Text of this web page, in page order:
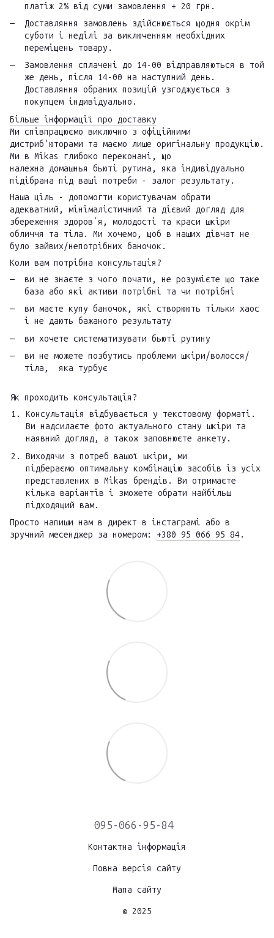
платіж 2% від суми замовлення + 20 грн.
Доставляння замовлень здійснюється щодня окрім
суботи і неділі за виключенням необхідних
переміщень товару.
Замовлення сплачені до 14-00 відправляються в той
же день, після 14-00 на наступний день.
Доставляння обраних позицій узгоджується з
покупцем індивідуально.
Більше інформації про доставку
Ми співпрацюємо виключно з офіційними
дистриб'юторами та маємо лише оригінальну продукцію.
Ми в Mikas глибоко переконані, що
належна домашнья бьюті рутина, яка індивідуально
підібрана під ваші потреби - залог результату.
Наша ціль - допомогти користувачам обрати
адекватний, мінімалістичний та дієвий догляд для
збереження здоровʼя, молодості та краси шкіри
обличчя та тіла. Ми хочемо, щоб в наших дівчат не
було зайвих/непотрібних баночок.
Коли вам потрібна консультація?
ви не знаєте з чого почати, не розумієте що таке
база або які активи потрібні та чи потрібні
ви маєте купу баночок, які створюють тільки хаос
і не дають бажаного результату
ви хочете систематизувати бьюті рутину
ви не можете позбутись проблеми шкіри/волосся/
тіла, яка турбує
Як проходить консультація?
Консультація відбувається у текстовому форматі.
Ви надсилаєте фото актуального стану шкіри та
наявний догляд, а також заповнюєте анкету.
Виходячи з потреб вашої шкіри, ми
підбераємо оптимальну комбінацію засобів із усіх
представлених в Mikas брендів. Ви отримаєте
кілька варіантів і зможете обрати найбільш
підходящий вам.
Просто напиши нам в директ в інстаграмі або в
зручний месенджер за номером: +380 95 066 95 84.
095-066-95-84
Контактна інформація
Повна версія сайту
Мапа сайту
© 2025